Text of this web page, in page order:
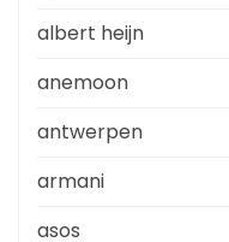
albert heijn
anemoon
antwerpen
armani
asos